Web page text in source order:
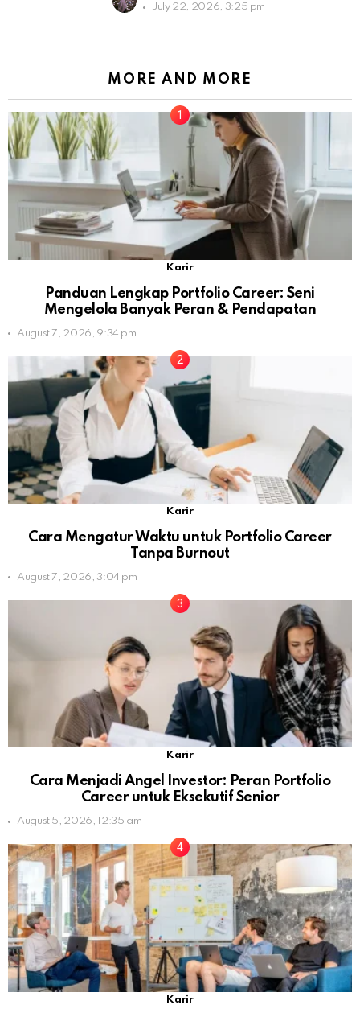
July 22, 2026, 3:25 pm
MORE AND MORE
Karir
Panduan Lengkap Portfolio Career: Seni
Mengelola Banyak Peran & Pendapatan
August 7, 2026, 9:34 pm
Karir
Cara Mengatur Waktu untuk Portfolio Career
Tanpa Burnout
August 7, 2026, 3:04 pm
Karir
Cara Menjadi Angel Investor: Peran Portfolio
Career untuk Eksekutif Senior
August 5, 2026, 12:35 am
Karir